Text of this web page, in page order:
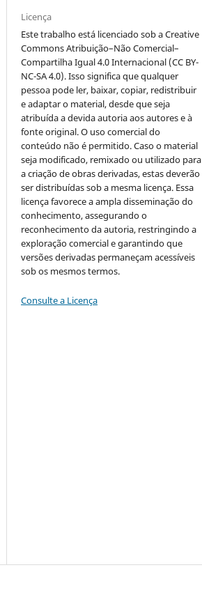
Licença
Este trabalho está licenciado sob a Creative
Commons Atribuição–Não Comercial–
Compartilha Igual 4.0 Internacional (CC BY-
NC-SA 4.0). Isso significa que qualquer
pessoa pode ler, baixar, copiar, redistribuir
e adaptar o material, desde que seja
atribuída a devida autoria aos autores e à
fonte original. O uso comercial do
conteúdo não é permitido. Caso o material
seja modificado, remixado ou utilizado para
a criação de obras derivadas, estas deverão
ser distribuídas sob a mesma licença. Essa
licença favorece a ampla disseminação do
conhecimento, assegurando o
reconhecimento da autoria, restringindo a
exploração comercial e garantindo que
versões derivadas permaneçam acessíveis
sob os mesmos termos.
Consulte a Licença